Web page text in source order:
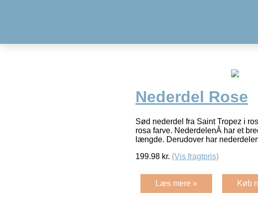
Nederdel Rose
Sød nederdel fra Saint Tropez i
rosa farve. NederdelenÂ har et
længde. Derudover har
199.98 kr. (Vis fragtpris)
Læs mere » Køb